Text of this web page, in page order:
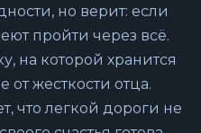
но верит: если
пройти через всё.
на которой хранится
от жесткости отца.
что легкой дороги не